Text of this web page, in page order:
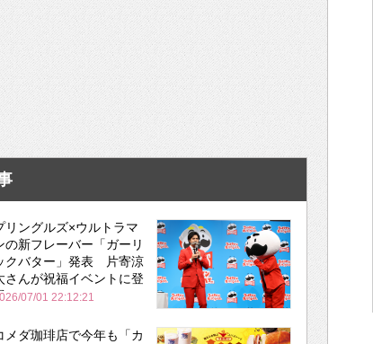
リングルズ×ウルトラマ
の新フレーバー「ガーリ
クバター」発表 片寄涼
さんが祝福イベントに登
07/01 22:12:21
メダ珈琲店で今年も「カ